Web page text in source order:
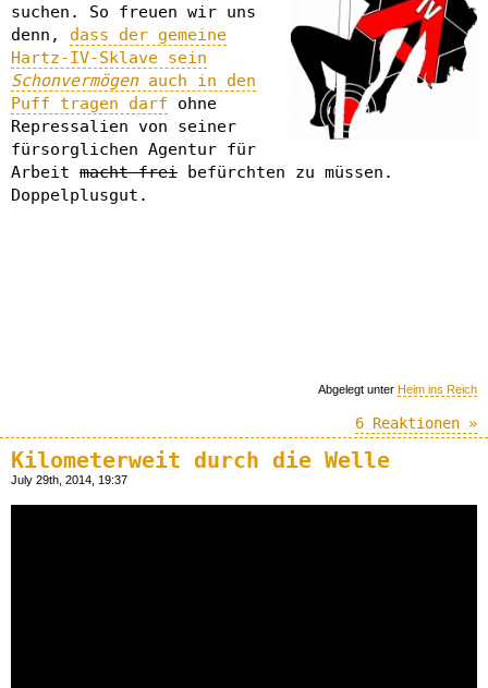
suchen. So freuen wir uns
denn, dass der gemeine
Hartz-IV-Sklave sein
Schonvermögenauch in den
Puff tragen darf ohne
Repressalien von seiner
fürsorglichen Agentur für
Arbeit macht frei befürchten zu müssen.
Doppelplusgut.
Abgelegt unter Heim ins Reich
6 Reaktionen »
Kilometerweit durch die Welle
July 29th, 2014, 19:37